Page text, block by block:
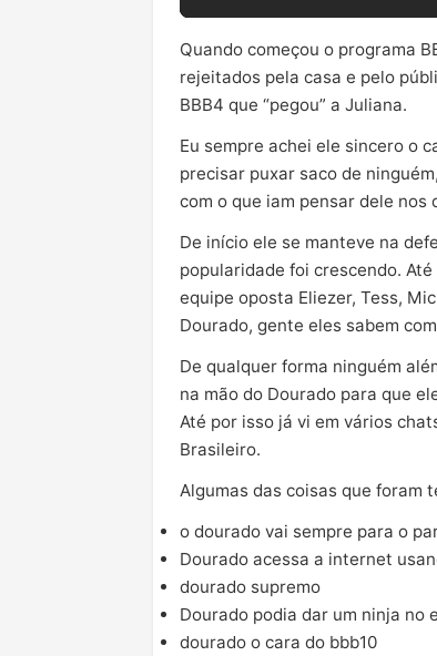
Quando começou o programa
rejeitados pela casa e pelo
BBB4 que “pegou” a Juliana.
Eu sempre achei ele sincero o
precisar puxar saco de
com o que iam pensar dele
De início ele se manteve na
popularidade foi crescendo.
equipe oposta Eliezer, Tess,
Dourado, gente eles sabem
De qualquer forma ninguém
na mão do Dourado para que
Até por isso já vi em vários
Brasileiro.
Algumas das coisas que foram
o dourado vai sempre para o
Dourado acessa a internet
dourado supremo
Dourado podia dar um ninja no
dourado o cara do bbb10